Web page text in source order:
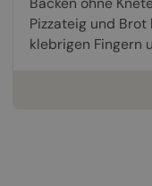
Pizzateig und
klebrigen Fingern